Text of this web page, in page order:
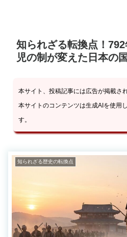
知られざる転換点！
児の制が変えた日本の
本サイト、投稿記事には広告が掲載さ
本サイトのコンテンツは生成AIを使用
す。
知られざる歴史の転換点